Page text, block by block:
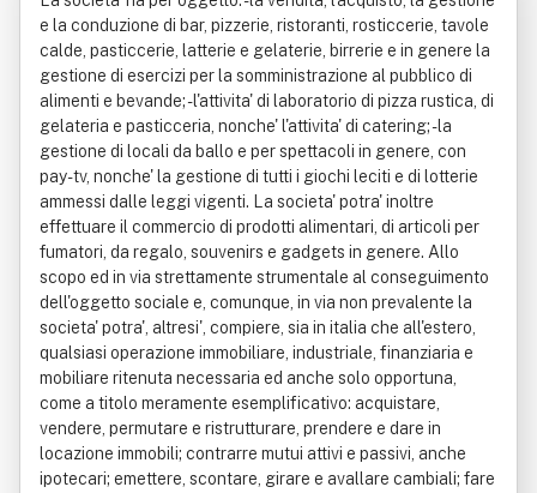
e la conduzione di bar, pizzerie, ristoranti, rosticcerie, tavole
calde, pasticcerie, latterie e gelaterie, birrerie e in genere la
gestione di esercizi per la somministrazione al pubblico di
alimenti e bevande; - l'attivita' di laboratorio di pizza rustica, di
gelateria e pasticceria, nonche' l'attivita' di catering; - la
gestione di locali da ballo e per spettacoli in genere, con
pay-tv, nonche' la gestione di tutti i giochi leciti e di lotterie
ammessi dalle leggi vigenti. La societa' potra' inoltre
effettuare il commercio di prodotti alimentari, di articoli per
fumatori, da regalo, souvenirs e gadgets in genere. Allo
scopo ed in via strettamente strumentale al conseguimento
dell'oggetto sociale e, comunque, in via non prevalente la
societa' potra', altresi', compiere, sia in italia che all'estero,
qualsiasi operazione immobiliare, industriale, finanziaria e
mobiliare ritenuta necessaria ed anche solo opportuna,
come a titolo meramente esemplificativo: acquistare,
vendere, permutare e ristrutturare, prendere e dare in
locazione immobili; contrarre mutui attivi e passivi, anche
ipotecari; emettere, scontare, girare e avallare cambiali; fare